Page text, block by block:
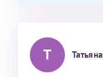
Т Татьяна